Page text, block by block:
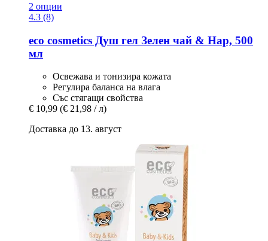
2 опции
4.3 (8)
eco cosmetics Душ гел Зелен чай & Нар, 500
мл
Освежава и тонизира кожата
Регулира баланса на влага
Със стягащи свойства
€ 10,99 (€ 21,98 / л)
Доставка до 13. август